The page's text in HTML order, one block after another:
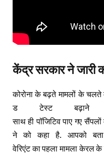
केंद्रसरकारनेजारी
कोरोना के बढ़ते मामलों के चलते
ड टेस्ट
साथ ही पॉजिटिव पाए गए
ने को कहा है. आपको
वेरिएंट का पहला मामला केरल के